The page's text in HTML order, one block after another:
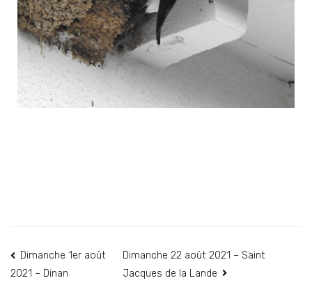
Dimanche 1er août
2021 – Dinan
Dimanche 22 août 2021 – Saint
Jacques de la Lande